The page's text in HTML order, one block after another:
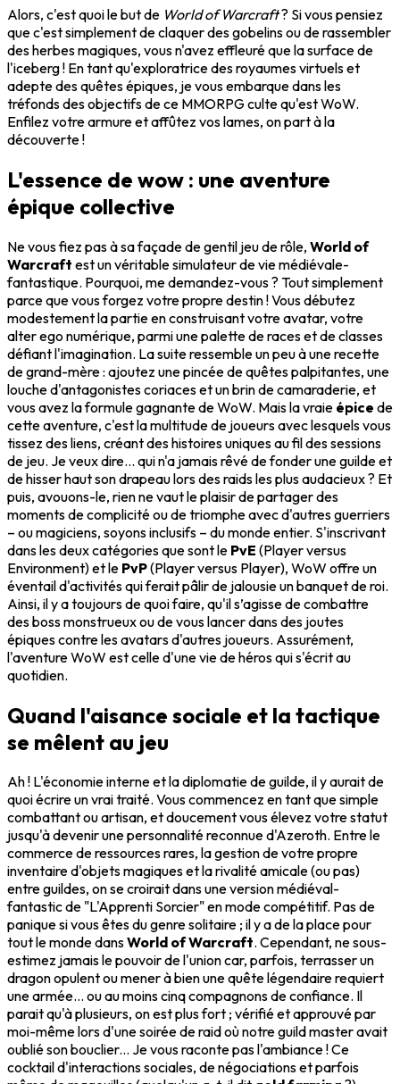
Alors, c'est quoi le but de World of Warcraft? Si vous pensiez
que c'est simplement de claquer des gobelins ou de rassembler
des herbes magiques, vous n'avez effleuré que la surface de
l'iceberg ! En tant qu'exploratrice des royaumes virtuels et
adepte des quêtes épiques, je vous embarque dans les
tréfonds des objectifs de ce MMORPG culte qu'est WoW.
Enfilez votre armure et affûtez vos lames, on part à la
découverte !
L'essence de wow : une aventure
épique collective
Ne vous fiez pas à sa façade de gentil jeu de rôle, World of
Warcraft est un véritable simulateur de vie médiévale-
fantastique. Pourquoi, me demandez-vous ? Tout simplement
parce que vous forgez votre propre destin ! Vous débutez
modestement la partie en construisant votre avatar, votre
alter ego numérique, parmi une palette de races et de classes
défiant l'imagination. La suite ressemble un peu à une recette
de grand-mère : ajoutez une pincée de quêtes palpitantes, une
louche d'antagonistes coriaces et un brin de camaraderie, et
vous avez la formule gagnante de WoW. Mais la vraie épice de
cette aventure, c'est la multitude de joueurs avec lesquels vous
tissez des liens, créant des histoires uniques au fil des sessions
de jeu. Je veux dire... qui n'a jamais rêvé de fonder une guilde et
de hisser haut son drapeau lors des raids les plus audacieux ? Et
puis, avouons-le, rien ne vaut le plaisir de partager des
moments de complicité ou de triomphe avec d'autres guerriers
– ou magiciens, soyons inclusifs – du monde entier. S'inscrivant
dans les deux catégories que sont le PvE (Player versus
Environment) et le PvP(Player versus Player), WoW offre un
éventail d'activités qui ferait pâlir de jalousie un banquet de roi.
Ainsi, il y a toujours de quoi faire, qu'il s’agisse de combattre
des boss monstrueux ou de vous lancer dans des joutes
épiques contre les avatars d'autres joueurs. Assurément,
l'aventure WoW est celle d'une vie de héros qui s'écrit au
quotidien.
Quand l'aisance sociale et la tactique
se mêlent au jeu
Ah ! L'économie interne et la diplomatie de guilde, il y aurait de
quoi écrire un vrai traité. Vous commencez en tant que simple
combattant ou artisan, et doucement vous élevez votre statut
jusqu'à devenir une personnalité reconnue d'Azeroth. Entre le
commerce de ressources rares, la gestion de votre propre
inventaire d'objets magiques et la rivalité amicale (ou pas)
entre guildes, on se croirait dans une version médiéval-
fantastic de "L'Apprenti Sorcier" en mode compétitif. Pas de
panique si vous êtes du genre solitaire ; il y a de la place pour
tout le monde dansWorld of Warcraft. Cependant, ne sous-
estimez jamais le pouvoir de l'union car, parfois, terrasser un
dragon opulent ou mener à bien une quête légendaire requiert
une armée... ou au moins cinq compagnons de confiance. Il
parait qu'à plusieurs, on est plus fort ; vérifié et approuvé par
moi-même lors d'une soirée de raid où notre guild master avait
oublié son bouclier... Je vous raconte pas l'ambiance ! Ce
cocktail d'interactions sociales, de négociations et parfois